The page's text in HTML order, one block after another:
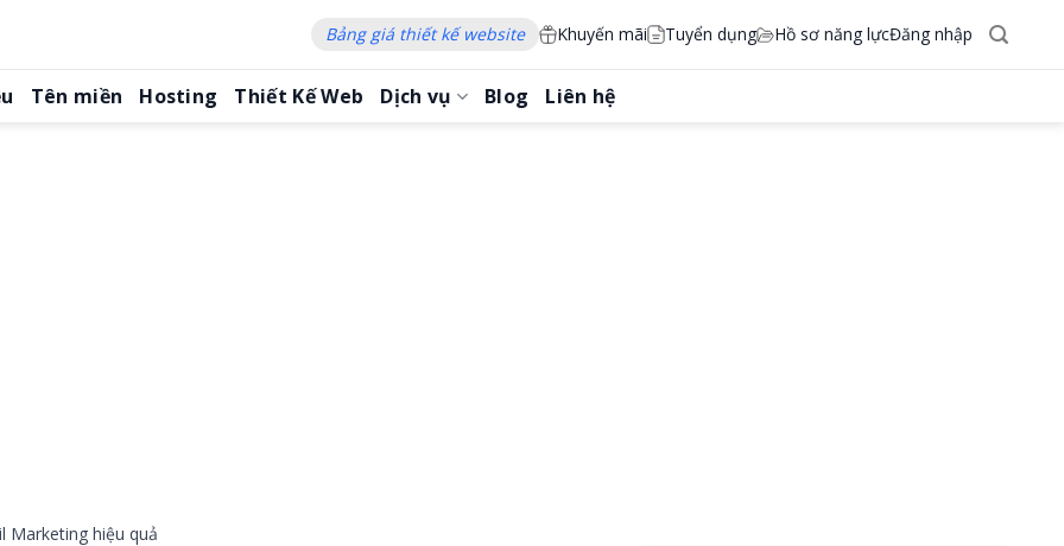
Bảng giá thiết kế website Khuyến mãi Tuyển dụng Hồ sơ năng lựcĐăng nhập
Tên miền Hosting Thiết Kế Web Dịch vụ Blog Liên hệ
Marketing hiệu quả